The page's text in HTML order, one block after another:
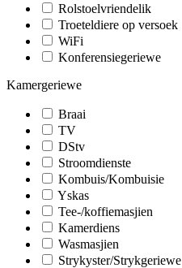
Rolstoelvriendelik
Troeteldiere op versoek
WiFi
Konferensiegeriewe
Kamergeriewe
Braai
TV
DStv
Stroomdienste
Kombuis/Kombuisie
Yskas
Tee-/koffiemasjien
Kamerdiens
Wasmasjien
Strykyster/Strykgeriewe